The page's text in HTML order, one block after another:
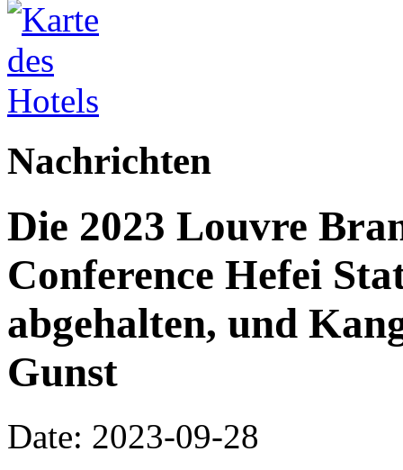
Nachrichten
Die 2023 Louvre
Conference Hefei
abgehalten, und
Gunst
Date: 2023-09-28